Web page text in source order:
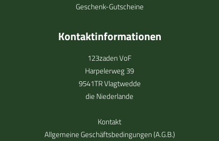
Geschenk-Gutscheine
Kontaktinformationen
123zaden VoF
Harpelerweg 39
9541TR Vlagtwedde
die Niederlande
Kontakt
Allgemeine Geschäftsbedingungen (A.G.B.)